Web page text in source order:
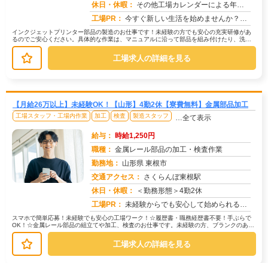
休日・休暇： その他工場カレンダーによる年末年始
工場PR： 今すぐ新しい生活を始めませんか？☆初期費用0円で家具付き寮に入寮可能！→ワンルームタイプとメーカー寮（水光熱費無料...
インクジェットプリンター部品の製造のお仕事です！未経験の方でも安心の充実研修があ
るのでご安心ください。具体的な作業は、マニュアルに沿って部品を組み付けたり、洗浄
したり、機械に部品をセットするなど...
工場求人の詳細を見る
【月給26万以上】未経験OK！【山形】4勤2休【寮費無料】金属部品加工
工場スタッフ・工場内作業 加工 検査 製造スタッフ …全て表示
給与： 時給1,250円
職種： 金属レール部品の加工・検査作業
勤務地： 山形県 東根市
交通アクセス： さくらんぼ東根駅
休日・休暇：
＜勤務形態＞4勤2休
工場PR： 未経験からでも安心して始められるお仕事です！☆スタッフが自信を持って紹介する、魅力あふれる職場です！→未経験の方、...
スマホで簡単応募！未経験でも安心の工場ワーク！☆履歴書・職務経歴書不要！手ぶらで
OK！☆金属レール部品の組立てや加工、検査のお仕事です。未経験の方、ブランクのある
方も多数活躍中！20代〜50代ま...
工場求人の詳細を見る